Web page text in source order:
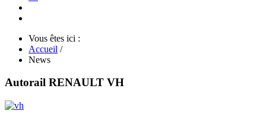
Vous êtes ici :
Accueil /
News
Autorail RENAULT VH